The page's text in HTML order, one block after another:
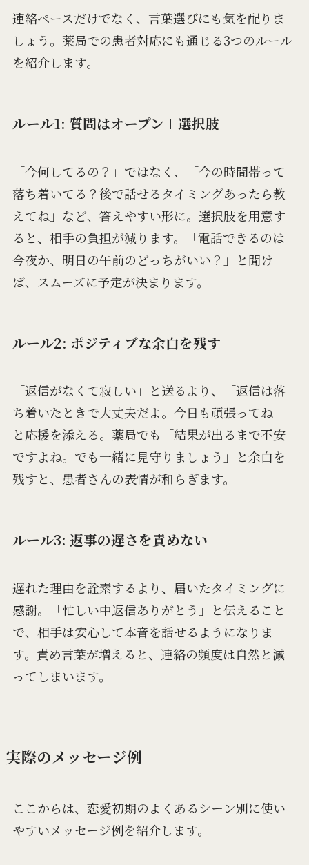
連絡ペースだけでなく、言葉選びにも気を配りま
しょう。薬局での患者対応にも通じる3つのルール
を紹介します。
ルール1: 質問はオープン＋選択肢
「今何してるの？」ではなく、「今の時間帯って
落ち着いてる？後で話せるタイミングあったら教
えてね」など、答えやすい形に。選択肢を用意す
ると、相手の負担が減ります。「電話できるのは
今夜か、明日の午前のどっちがいい？」と聞け
ば、スムーズに予定が決まります。
ルール2: ポジティブな余白を残す
「返信がなくて寂しい」と送るより、「返信は落
ち着いたときで大丈夫だよ。今日も頑張ってね」
と応援を添える。薬局でも「結果が出るまで不安
ですよね。でも一緒に見守りましょう」と余白を
残すと、患者さんの表情が和らぎます。
ルール3: 返事の遅さを責めない
遅れた理由を詮索するより、届いたタイミングに
感謝。「忙しい中返信ありがとう」と伝えること
で、相手は安心して本音を話せるようになりま
す。責め言葉が増えると、連絡の頻度は自然と減
ってしまいます。
実際のメッセージ例
ここからは、恋愛初期のよくあるシーン別に使い
やすいメッセージ例を紹介します。